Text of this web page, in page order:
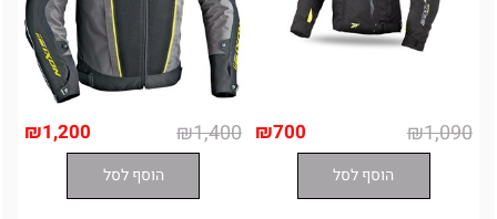
₪1,090
₪700
הוסף לסל
₪1,400
₪1,200
הוסף לסל